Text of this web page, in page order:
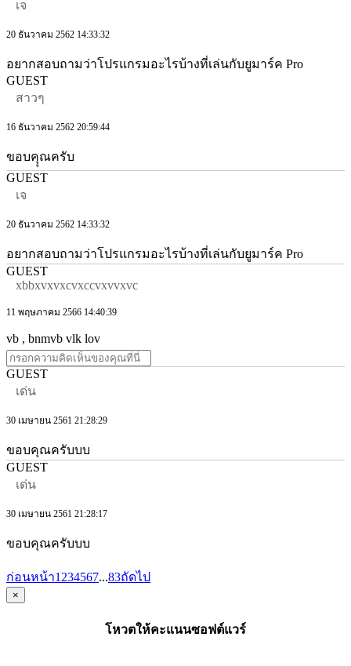
เจ
20 ธันวาคม 2562 14:33:32
อยากสอบถามว่าโปรแกรมอะไรบ้างที่เล่นกับยูมาร์ค Pro
GUEST
สาวๆ
16 ธันวาคม 2562 20:59:44
ขอบคุุณครับ
GUEST
เจ
20 ธันวาคม 2562 14:33:32
อยากสอบถามว่าโปรแกรมอะไรบ้างที่เล่นกับยูมาร์ค Pro
GUEST
xbbxvxvxcvxccvxvvxvc
11 พฤษภาคม 2566 14:40:39
vb , bnmvb vlk lov
GUEST
เด่น
30 เมษายน 2561 21:28:29
ขอบคุณครับบบ
GUEST
เด่น
30 เมษายน 2561 21:28:17
ขอบคุณครับบบ
ก่อนหน้า1 234567...83ถัดไป
×
โหวตให้คะแนนซอฟต์แวร์